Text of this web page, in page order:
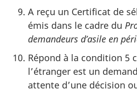
A reçu un Certificat de
émis dans le cadre du
demandeurs d’asile en
Répond à la condition 5
l’étranger est un
attente d’une décision